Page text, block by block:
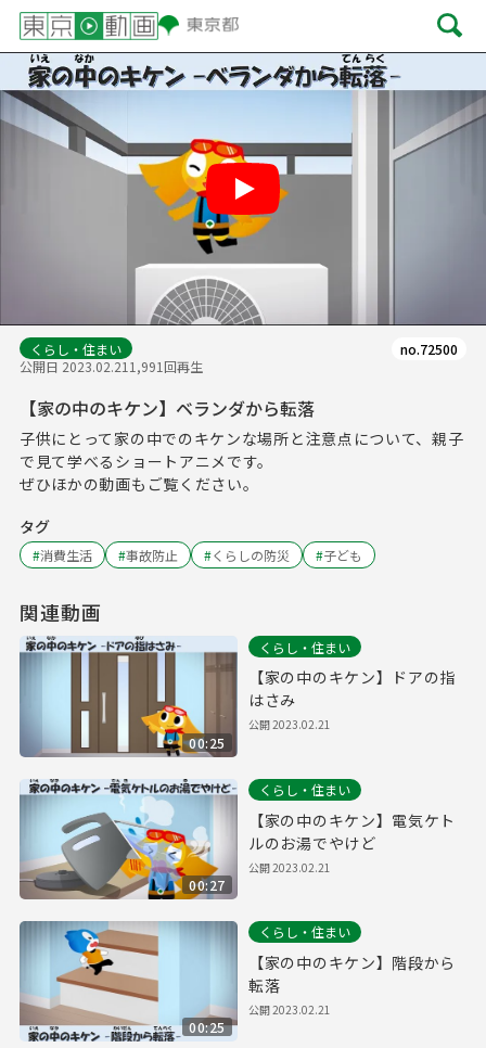
くらし・住まい
公開日 2023.02.211,991回再生
no.72500
【家の中のキケン】ベランダから転落
子供にとって家の中でのキケンな場所と注意点について、親子
で見て学べるショートアニメです。
ぜひほかの動画もご覧ください。
タグ
#消費生活 #事故防止 #くらしの防災 #子ども
関連動画
00:25
くらし・住まい
【家の中のキケン】ドアの指
はさみ
公開2023.02.21
00:27
くらし・住まい
【家の中のキケン】電気ケト
ルのお湯でやけど
公開2023.02.21
00:25
くらし・住まい
【家の中のキケン】階段から
転落
公開2023.02.21